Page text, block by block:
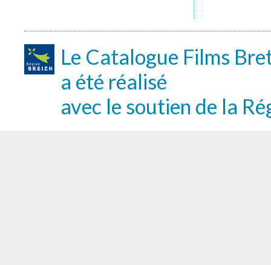
Le Catalogue Films
a été réalisé
avec le soutien de la